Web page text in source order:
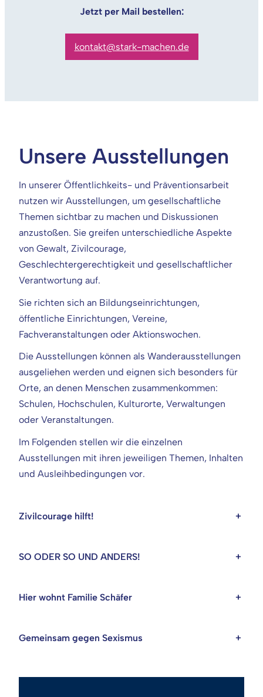
Jetzt per Mail bestellen:
kontakt@stark-machen.de
Unsere Ausstellungen
In unserer Öffentlichkeits- und Präventionsarbeit
nutzen wir Ausstellungen, um gesellschaftliche
Themen sichtbar zu machen und Diskussionen
anzustoßen. Sie greifen unterschiedliche Aspekte
von Gewalt, Zivilcourage,
Geschlechtergerechtigkeit und gesellschaftlicher
Verantwortung auf.
Sie richten sich an Bildungseinrichtungen,
öffentliche Einrichtungen, Vereine,
Fachveranstaltungen oder Aktionswochen.
Die Ausstellungen können als Wanderausstellungen
ausgeliehen werden und eignen sich besonders für
Orte, an denen Menschen zusammenkommen:
Schulen, Hochschulen, Kulturorte, Verwaltungen
oder Veranstaltungen.
Im Folgenden stellen wir die einzelnen
Ausstellungen mit ihren jeweiligen Themen, Inhalten
und Ausleihbedingungen vor.
Zivilcourage hilft! +
SO ODER SO UND ANDERS! +
Hier wohnt Familie Schäfer +
Gemeinsam gegen Sexismus +